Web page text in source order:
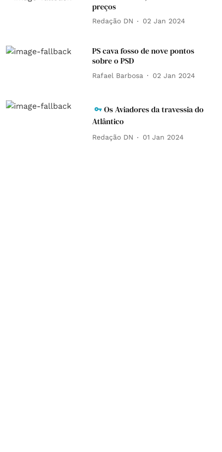
preços
Redação DN 02 Jan 2024
PS cava fosso de nove pontos
sobre o PSD
Rafael Barbosa 02 Jan 2024
Os Aviadores da travessia do
Atlântico
Redação DN 01 Jan 2024